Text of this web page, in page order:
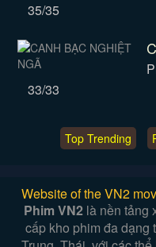
35/35
33/33
Top Trending
Website of the VN2
Phim VN2 là nền tảng
cấp kho phim đa dạng